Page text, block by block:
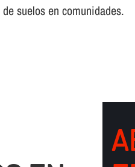
suelos en comunidades.